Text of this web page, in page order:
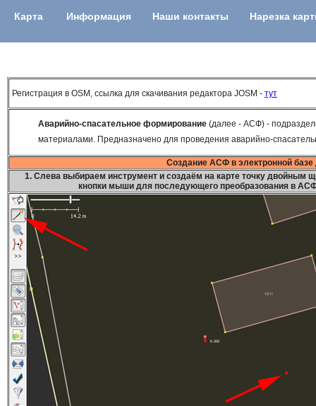
Карта Информация Наши контакты Нарезка
Регистрация в OSM, ссылка для скачивания редактора JOSM - тут
Аварийно-спасательное формирование (далее - АСФ) -
материалами. Предназначено для проведения аварийно-
Создание АСФ в электронной
1. Слева выбираем инструмент и создаём на карте точку двойным
кнопки мыши для последующего преобразования в